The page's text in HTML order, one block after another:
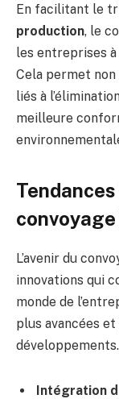
En facilitant le
production, le
les entreprises
Cela permet
liés à
meilleure
L’avenir du
innovations qui
monde de
plus avancées
développements.
Intégration